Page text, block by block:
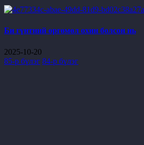
Би гүнтний өргөмөл охин болсон нь
2025-10-20
85-р бүлэг 84-р бүлэг